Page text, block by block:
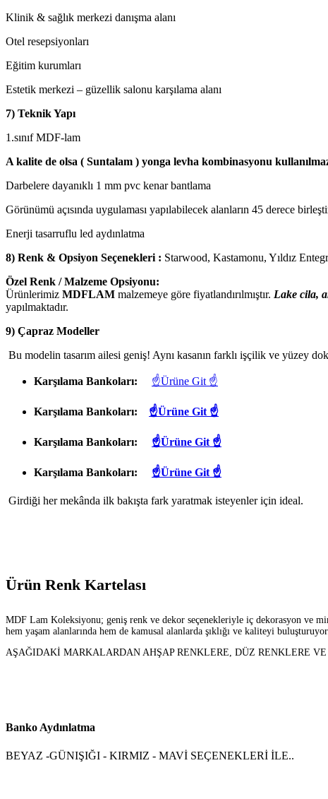
Klinik & sağlık merkezi danışma alanı
Otel resepsiyonları
Eğitim kurumları
Estetik merkezi – güzellik salonu karşılama alanı
7) Teknik Yapı
1.sınıf MDF-lam
A kalite de olsa ( Suntalam ) yonga levha kombinasyonu
Darbelere dayanıklı 1 mm pvc kenar bantlama
Görünümü açısında uygulaması yapılabilecek alanların 45 derece
Enerji tasarruflu led aydınlatma
8) Renk & Opsiyon Seçenekleri : Starwood, Kastamonu, Yıldız
Özel Renk / Malzeme Opsiyonu:
Ürünlerimiz MDFLAM malzemeye göre fiyatlandırılmıştır. Lake cila,
yapılmaktadır.
9) Çapraz Modeller
Bu modelin tasarım ailesi geniş! Aynı kasanın farklı işçilik ve yüzey
Karşılama Bankoları: ☝Ürüne Git ☝
Karşılama Bankoları: ☝Ürüne Git ☝
Karşılama Bankoları: ☝Ürüne Git ☝
Karşılama Bankoları: ☝Ürüne Git ☝
Girdiği her mekânda ilk bakışta fark yaratmak isteyenler için ideal.
Ürün Renk Kartelası
MDF Lam Koleksiyonu; geniş renk ve dekor seçenekleriyle iç dekorasyon ve
hem yaşam alanlarında hem de kamusal alanlarda şıklığı ve kaliteyi
AŞAĞIDAKİ MARKALARDAN AHŞAP RENKLERE, DÜZ RENKLERE
Banko Aydınlatma
BEYAZ -GÜNIŞIĞI - KIRMIZ - MAVİ SEÇENEKLERİ İLE..